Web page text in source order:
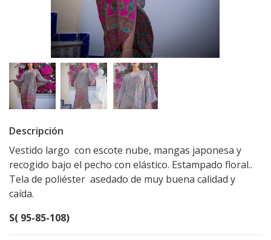
Descripción
Vestido largo con escote nube, mangas japonesa y
recogido bajo el pecho con elástico. Estampado floral..
Tela de poliéster asedado de muy buena calidad y
caída.
S( 95-85-108)